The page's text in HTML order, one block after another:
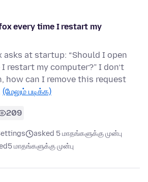
every time I restart my
asks at startup: “Should I open
restart my computer?” I don’t
how can I remove this request
(மேலும் படிக்க)
209
asked 5 மாதங்களுக்கு முன்பு
5 மாதங்களுக்கு முன்பு